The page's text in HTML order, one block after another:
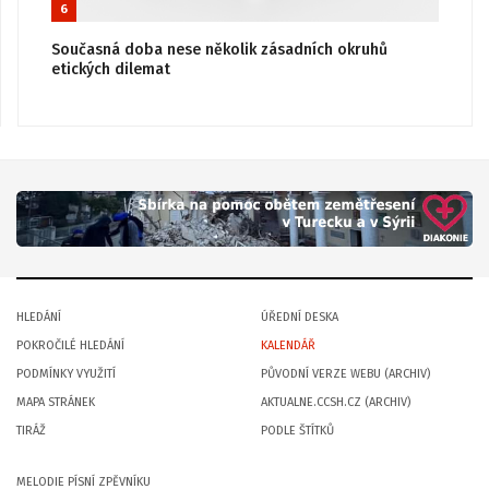
6
Současná doba nese několik zásadních okruhů
etických dilemat
HLEDÁNÍ
POKROČILÉ HLEDÁNÍ
PODMÍNKY VYUŽITÍ
MAPA STRÁNEK
TIRÁŽ
ÚŘEDNÍ DESKA
KALENDÁŘ
PŮVODNÍ VERZE WEBU (ARCHIV)
AKTUALNE.CCSH.CZ (ARCHIV)
PODLE ŠTÍTKŮ
MELODIE PÍSNÍ ZPĚVNÍKU